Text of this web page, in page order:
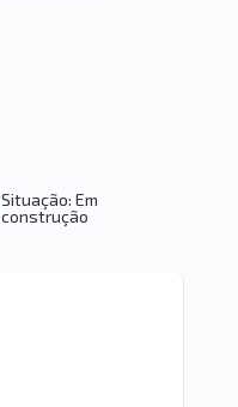
Situação: Em
construção